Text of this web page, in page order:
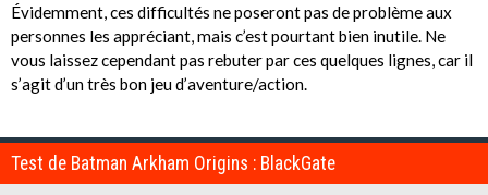
Évidemment, ces difficultés ne poseront pas de problème aux
personnes les appréciant, mais c’est pourtant bien inutile. Ne
vous laissez cependant pas rebuter par ces quelques lignes, car il
s’agit d’un très bon jeu d’aventure/action.
Test de Batman Arkham Origins : BlackGate